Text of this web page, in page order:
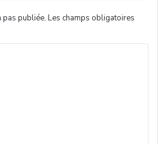
pas publiée. Les champs obligatoires